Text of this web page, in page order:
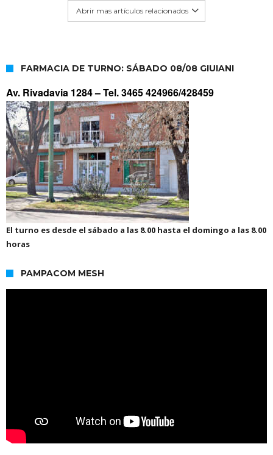
Abrir mas artículos relacionados
FARMACIA DE TURNO: SÁBADO 08/08 GIUIANI
Av. Rivadavia 1284 –Tel. 3465 424966/428459
El turno es desde el sábado a las 8.00 hasta el domingo a las 8.00
horas
PAMPACOM MESH